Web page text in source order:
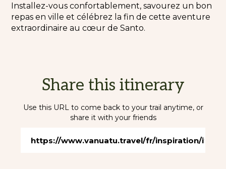
Installez-vous confortablement, savourez un bon
repas en ville et célébrez la fin de cette aventure
extraordinaire au cœur de Santo.
Share this itinerary
Use this URL to come back to your trail anytime, or
share it with your friends